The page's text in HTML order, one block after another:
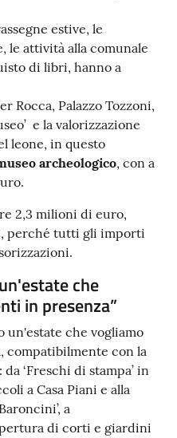
estive, le
le attività alla comunale
di libri, hanno a
Rocca, Palazzo Tozzoni,
e la valorizzazione
leone, in questo
archeologico, con a
2,3 milioni di euro,
perché tutti gli importi
che
in presenza”
un'estate che vogliamo
compatibilmente con la
‘Freschi di stampa’ in
a Casa Piani e alla
a
di corti e giardini